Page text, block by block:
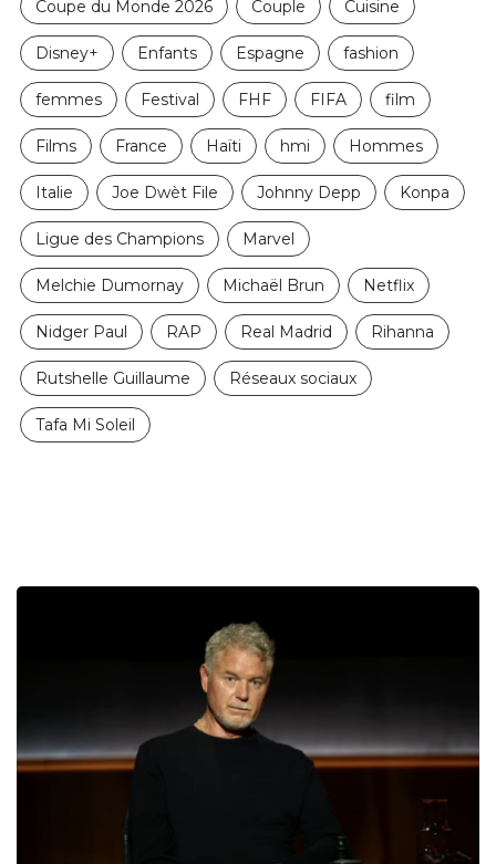
Coupe du Monde 2026 Couple Cuisine
Disney+ Enfants Espagne fashion
femmes Festival FHF FIFA film
Films France Haïti hmi Hommes
Italie Joe Dwèt File Johnny Depp Konpa
Ligue des Champions Marvel
Melchie Dumornay Michaël Brun Netflix
Nidger Paul RAP Real Madrid Rihanna
Rutshelle Guillaume Réseaux sociaux
Tafa Mi Soleil